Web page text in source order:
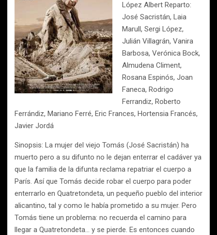
López Albert Reparto:
José Sacristán, Laia
Marull, Sergi López,
Julián Villagrán, Vanira
Barbosa, Verónica Bock,
Almudena Climent,
Rosana Espinós, Joan
Faneca, Rodrigo
Ferrandiz, Roberto
Ferrándiz, Mariano Ferré, Eric Frances, Hortensia Francés,
Javier Jordá
Sinopsis: La mujer del viejo Tomás (José Sacristán) ha
muerto pero a su difunto no le dejan enterrar el cadáver ya
que la familia de la difunta reclama repatriar el cuerpo a
París. Así que Tomás decide robar el cuerpo para poder
enterrarlo en Quatretondeta, un pequeño pueblo del interior
alicantino, tal y como le había prometido a su mujer. Pero
Tomás tiene un problema: no recuerda el camino para
llegar a Quatretondeta… y se pierde. Es entonces cuando